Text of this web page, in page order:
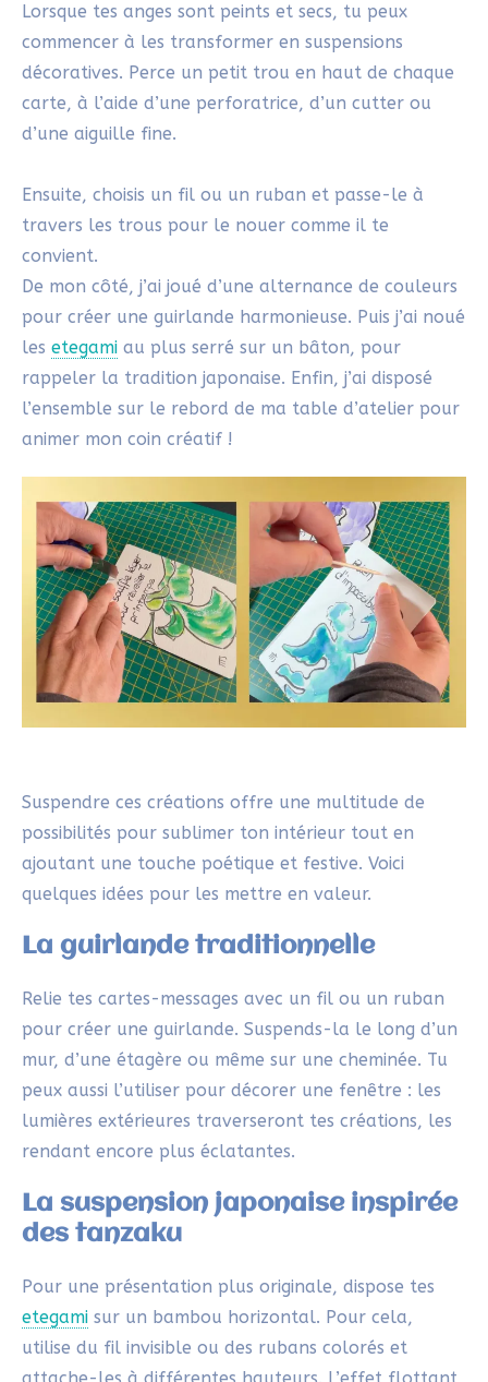
Ensuite, choisis un fil ou un ruban et passe-le à
travers les trous pour le nouer comme il te
convient.
De mon côté, j’ai joué d’une alternance de couleurs
pour créer une guirlande harmonieuse. Puis j’ai noué
rappeler la tradition japonaise. Enfin, j’ai disposé
l’ensemble sur le rebord de ma table d’atelier pour
animer mon coin créatif !
Suspendre ces créations offre une multitude de
possibilités pour sublimer ton intérieur tout en
ajoutant une touche poétique et festive. Voici
Relie tes cartes-messages avec un fil ou un ruban
pour créer une guirlande. Suspends-la le long d’un
mur, d’une étagère ou même sur une cheminée. Tu
peux aussi l’utiliser pour décorer une fenêtre : les
lumières extérieures traverseront tes créations, les
La suspension japonaise inspirée
des tanzaku
Pour une présentation plus originale, dispose tes
utilise du fil invisible ou des rubans colorés et
attache-les à différentes hauteurs. L’effet flottant
rappellera lestanzaku
Les décorations individuelles